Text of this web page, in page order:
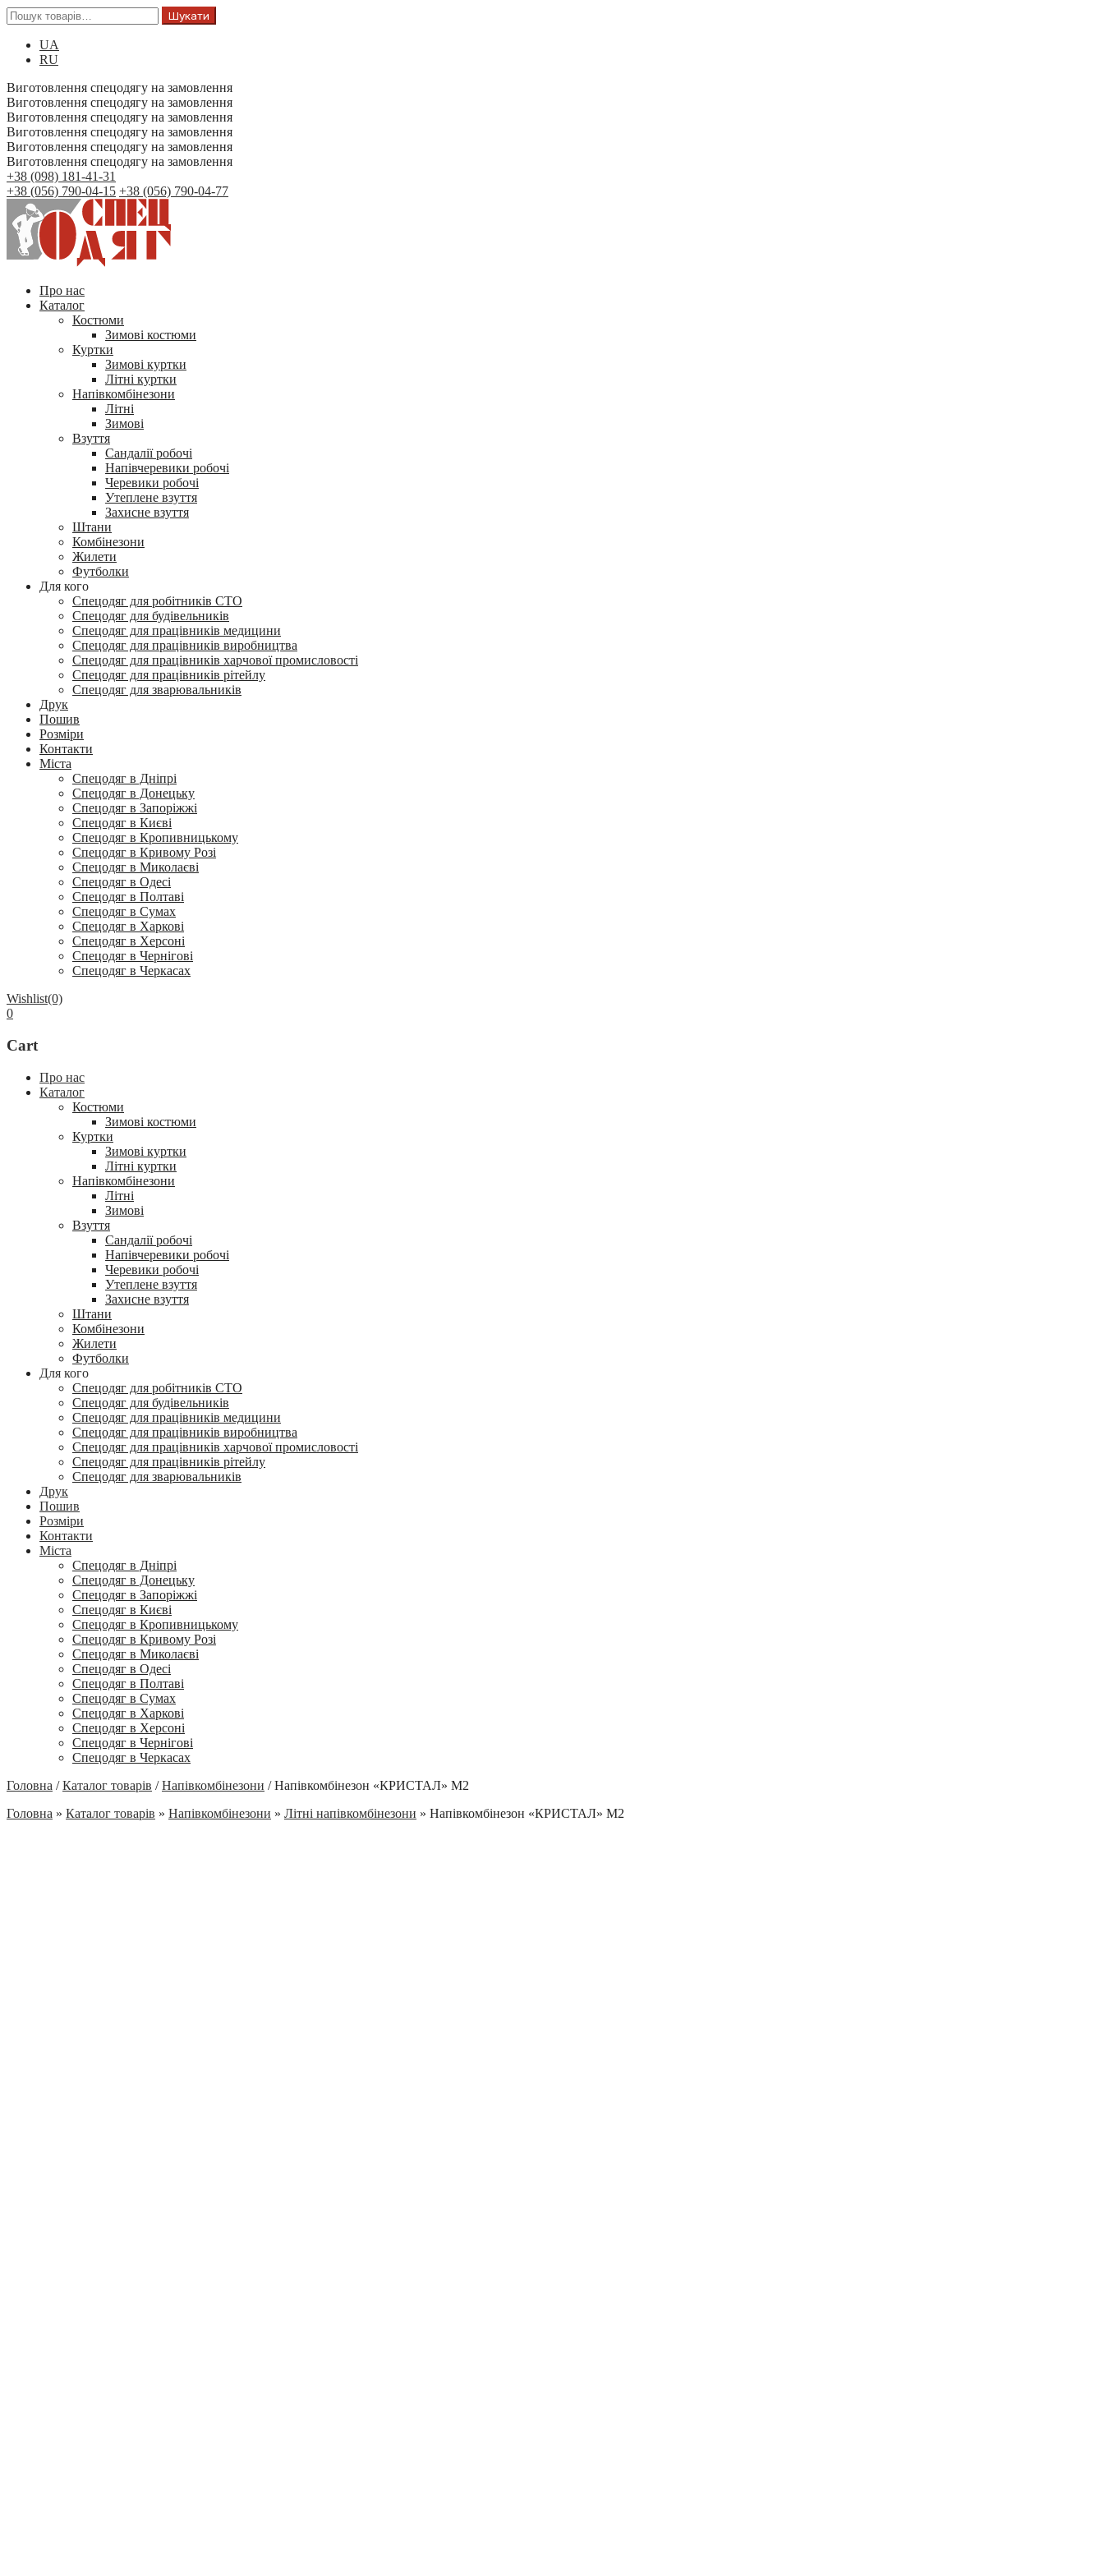
Шукати
UA
RU
Виготовлення спецодягу на замовлення
Виготовлення спецодягу на замовлення
Виготовлення спецодягу на замовлення
Виготовлення спецодягу на замовлення
Виготовлення спецодягу на замовлення
Виготовлення спецодягу на замовлення
+38 (098) 181-41-31
+38 (056) 790-04-15 +38 (056) 790-04-77
Про нас
Каталог
Костюми
Зимові костюми
Куртки
Зимові куртки
Літні куртки
Напівкомбінезони
Літні
Зимові
Взуття
Сандалії робочі
Напівчеревики робочі
Черевики робочі
Утеплене взуття
Захисне взуття
Штани
Комбінезони
Жилети
Футболки
Для кого
Спецодяг для робітників СТО
Спецодяг для будівельників
Спецодяг для працівників медицини
Спецодяг для працівників виробництва
Спецодяг для працівників харчової промисловості
Спецодяг для працівників рітейлу
Спецодяг для зварювальників
Друк
Пошив
Розміри
Контакти
Міста
Спецодяг в Дніпрі
Спецодяг в Донецьку
Спецодяг в Запоріжжі
Спецодяг в Києві
Спецодяг в Кропивницькому
Спецодяг в Кривому Розі
Спецодяг в Миколаєві
Спецодяг в Одесі
Спецодяг в Полтаві
Спецодяг в Сумах
Спецодяг в Харкові
Спецодяг в Херсоні
Спецодяг в Чернігові
Спецодяг в Черкасах
Wishlist(0)
0
Cart
Про нас
Каталог
Костюми
Зимові костюми
Куртки
Зимові куртки
Літні куртки
Напівкомбінезони
Літні
Зимові
Взуття
Сандалії робочі
Напівчеревики робочі
Черевики робочі
Утеплене взуття
Захисне взуття
Штани
Комбінезони
Жилети
Футболки
Для кого
Спецодяг для робітників СТО
Спецодяг для будівельників
Спецодяг для працівників медицини
Спецодяг для працівників виробництва
Спецодяг для працівників харчової промисловості
Спецодяг для працівників рітейлу
Спецодяг для зварювальників
Друк
Пошив
Розміри
Контакти
Міста
Спецодяг в Дніпрі
Спецодяг в Донецьку
Спецодяг в Запоріжжі
Спецодяг в Києві
Спецодяг в Кропивницькому
Спецодяг в Кривому Розі
Спецодяг в Миколаєві
Спецодяг в Одесі
Спецодяг в Полтаві
Спецодяг в Сумах
Спецодяг в Харкові
Спецодяг в Херсоні
Спецодяг в Чернігові
Спецодяг в Черкасах
Головна / Каталог товарів / Напівкомбінезони / Напівкомбінезон «КРИСТАЛ» М2
Головна » Каталог товарів » Напівкомбінезони » Літні напівкомбінезони » Напівкомбінезон «КРИСТАЛ» М2